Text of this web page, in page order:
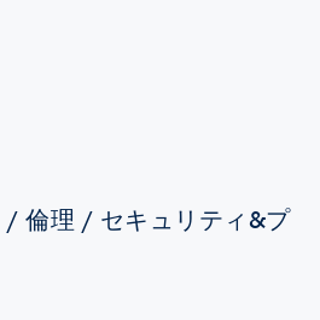
/ 倫理 / セキュリティ&プ